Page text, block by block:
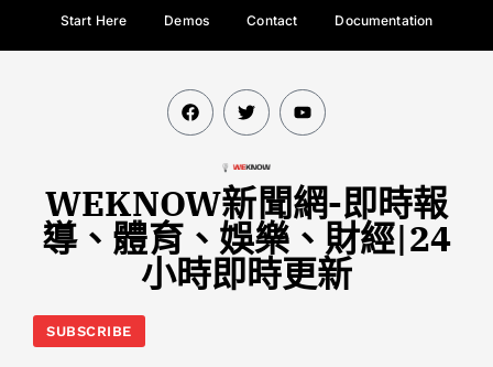
Start Here Demos Contact Documentation
WEKNOW新聞網-即時報
導、體育、娛樂、財經|24
小時即時更新
SUBSCRIBE